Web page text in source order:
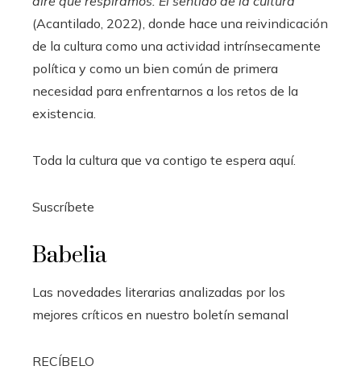
(Acantilado, 2022), donde hace una reivindicación
de la cultura como una actividad intrínsecamente
política y como un bien común de primera
necesidad para enfrentarnos a los retos de la
existencia.
Toda la cultura que va contigo te espera aquí.
Suscríbete
Babelia
Las novedades literarias analizadas por los
mejores críticos en nuestro boletín semanal
RECÍBELO